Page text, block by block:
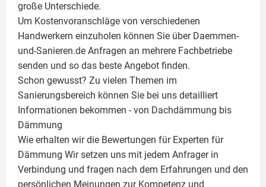
große Unterschiede.
Um Kostenvoranschläge von verschiedenen
Handwerkern einzuholen können Sie über Daemmen-
und-Sanieren.de Anfragen an mehrere Fachbetriebe
senden und so das beste Angebot finden.
Schon gewusst? Zu vielen Themen im
Sanierungsbereich können Sie bei uns detailliert
Informationen bekommen - von Dachdämmung bis
Dämmung
Wie erhalten wir die Bewertungen für Experten für
Dämmung Wir setzen uns mit jedem Anfrager in
Verbindung und fragen nach dem Erfahrungen und den
persönlichen Meinungen zur Kompetenz und